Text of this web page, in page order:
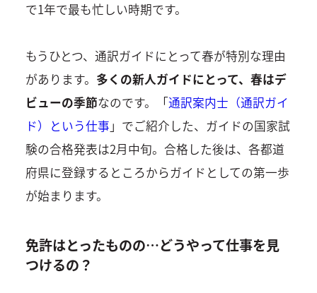
で1年で最も忙しい時期です。
もうひとつ、通訳ガイドにとって春が特別な理由
があります。 多くの新人ガイドにとって、春はデ
ビューの季節なのです。「通訳案内士（通訳ガイ
ド）という仕事 」でご紹介した、ガイドの国家試
験の合格発表は2月中旬。合格した後は、各都道
府県に登録するところからガイドとしての第一歩
が始まります。
免許はとったものの…どうやって仕事を見
つけるの？